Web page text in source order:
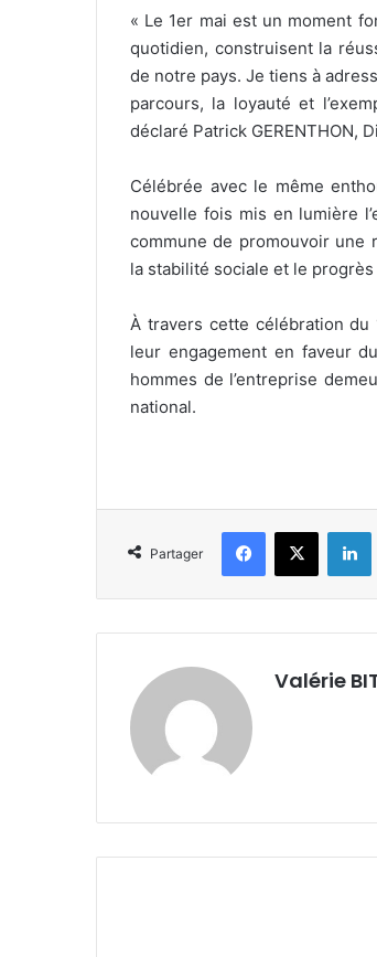
« Le 1er mai est un moment
quotidien, construisent la
de notre pays. Je tiens à
parcours, la loyauté et
déclaré Patrick GERENTHON,
Célébrée avec le même
nouvelle fois mis en lumière
commune de promouvoir une
la stabilité sociale et le
À travers cette célébration du
leur engagement en faveur
hommes de l’entreprise
national.
Partager
Valérie